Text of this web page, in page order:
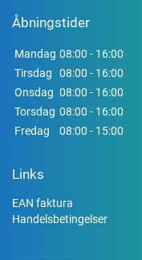
Åbningstider
Mandag 08:00 - 16:00
Tirsdag
08:00 - 16:00
Onsdag 08:00 - 16:00
Torsdag 08:00 - 16:00
Fredag
08:00 - 15:00
Links
EAN faktura
Handelsbetingelser